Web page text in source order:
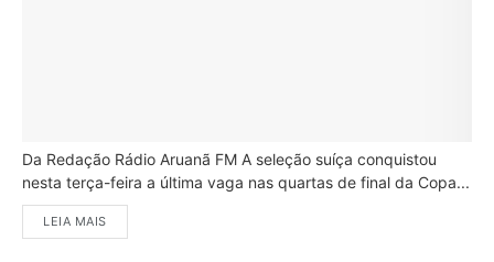
Da Redação Rádio Aruanã FM A seleção suíça conquistou
nesta terça-feira a última vaga nas quartas de final da Copa...
LEIA MAIS